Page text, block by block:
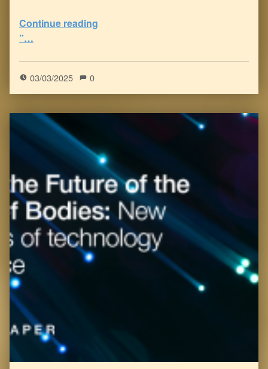
Continue reading
”…
03/03/2025 0